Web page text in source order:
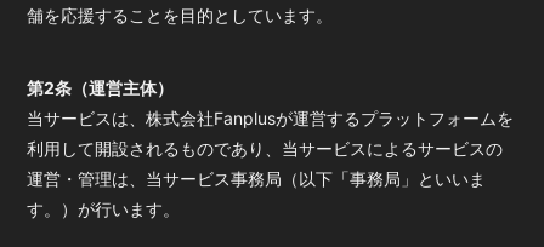
舗を応援することを目的としています。
第2条（運営主体）
当サービスは、株式会社Fanplusが運営するプラットフォームを
利用して開設されるものであり、当サービスによるサービスの
運営・管理は、当サービス事務局（以下「事務局」といいま
す。）が行います。